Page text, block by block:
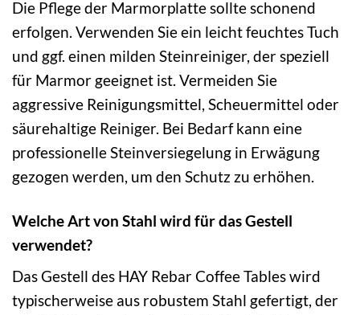
Die Pflege der Marmorplatte sollte schonend
erfolgen. Verwenden Sie ein leicht feuchtes Tuch
und ggf. einen milden Steinreiniger, der speziell
für Marmor geeignet ist. Vermeiden Sie
aggressive Reinigungsmittel, Scheuermittel oder
säurehaltige Reiniger. Bei Bedarf kann eine
professionelle Steinversiegelung in Erwägung
gezogen werden, um den Schutz zu erhöhen.
Welche Art von Stahl wird für das Gestell
verwendet?
Das Gestell des HAY Rebar Coffee Tables wird
typischerweise aus robustem Stahl gefertigt, der